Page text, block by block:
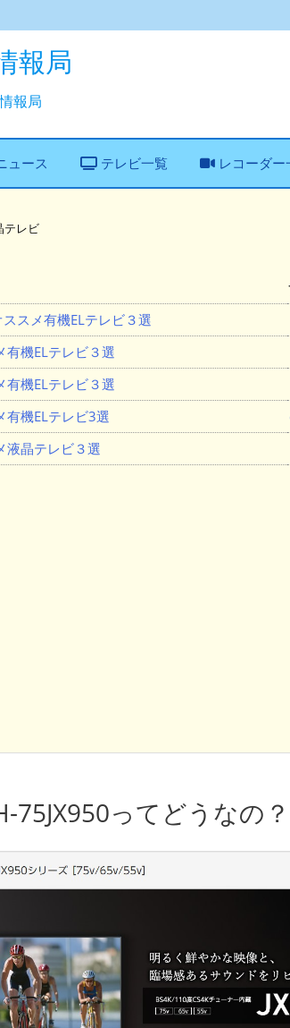
報局
報局
ュース テレビ一覧 レコーダー
テレビ
スメ有機ELテレビ３選
有機ELテレビ３選
有機ELテレビ３選
有機ELテレビ3選
液晶テレビ３選
75JX950ってどうなの？